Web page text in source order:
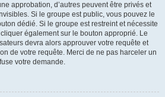
approbation, d’autres peuvent être privés et
Si le groupe est public, vous pouvez le
dédié. Si le groupe est restreint et nécessite
également sur le bouton approprié. Le
devra alors approuver votre requête et
de votre requête. Merci de ne pas harceler un
votre demande.